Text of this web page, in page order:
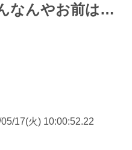
なんやお前は…
05/17(火) 10:00:52.22